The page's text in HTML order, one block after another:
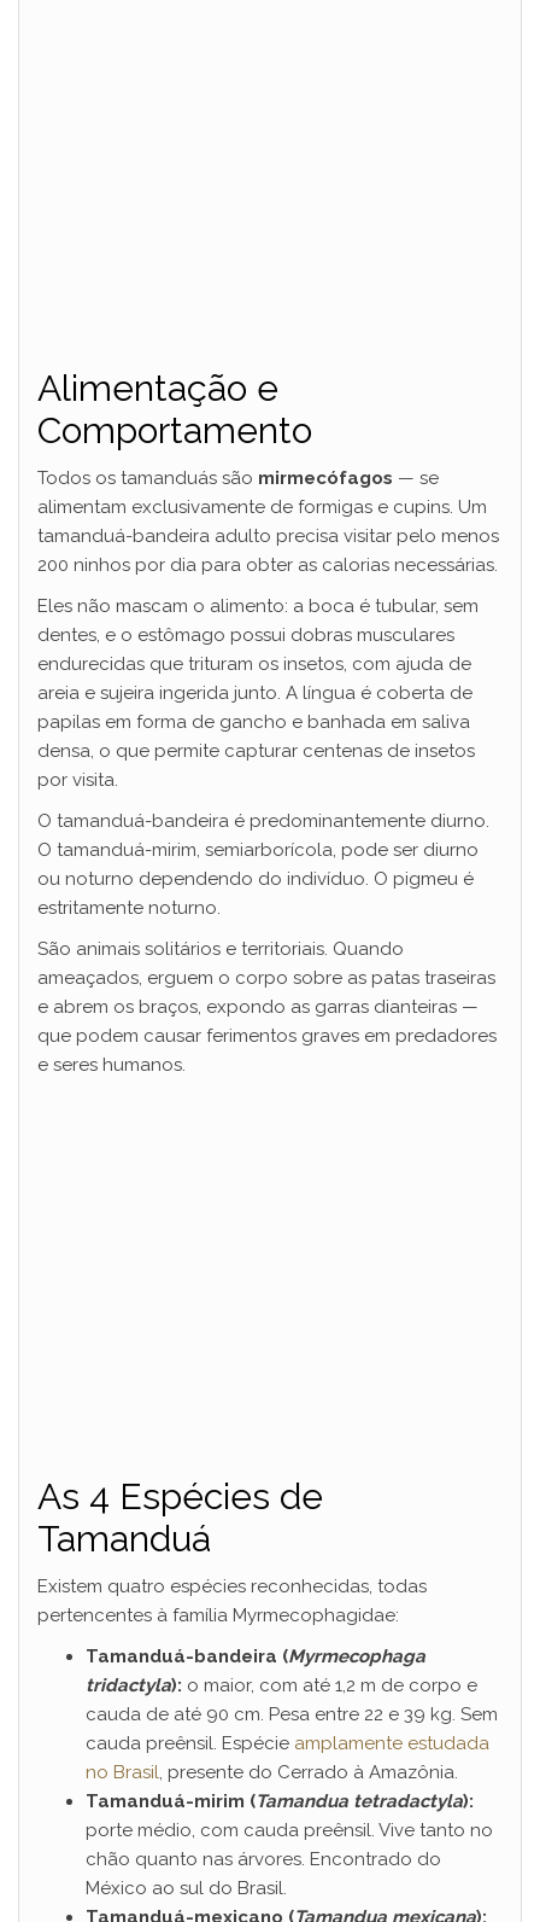
Alimentação e
Comportamento
Todos os tamanduás são mirmecófagos — se
alimentam exclusivamente de formigas e cupins. Um
tamanduá-bandeira adulto precisa visitar pelo menos
200 ninhos por dia para obter as calorias necessárias.
Eles não mascam o alimento: a boca é tubular, sem
dentes, e o estômago possui dobras musculares
endurecidas que trituram os insetos, com ajuda de
areia e sujeira ingerida junto. A língua é coberta de
papilas em forma de gancho e banhada em saliva
densa, o que permite capturar centenas de insetos
por visita.
O tamanduá-bandeira é predominantemente diurno.
O tamanduá-mirim, semiarborícola, pode ser diurno
ou noturno dependendo do indivíduo. O pigmeu é
estritamente noturno.
São animais solitários e territoriais. Quando
ameaçados, erguem o corpo sobre as patas traseiras
e abrem os braços, expondo as garras dianteiras —
que podem causar ferimentos graves em predadores
e seres humanos.
As 4 Espécies de
Tamanduá
Existem quatro espécies reconhecidas, todas
pertencentes à família Myrmecophagidae:
Tamanduá-bandeira (Myrmecophaga
tridactyla): o maior, com até 1,2 m de corpo e
cauda de até 90 cm. Pesa entre 22 e 39 kg. Sem
cauda preênsil. Espécie amplamente estudada
no Brasil, presente do Cerrado à Amazônia.
Tamanduá-mirim (Tamandua tetradactyla):
porte médio, com cauda preênsil. Vive tanto no
chão quanto nas árvores. Encontrado do
México ao sul do Brasil.
Tamanduá-mexicano (Tamandua mexicana):